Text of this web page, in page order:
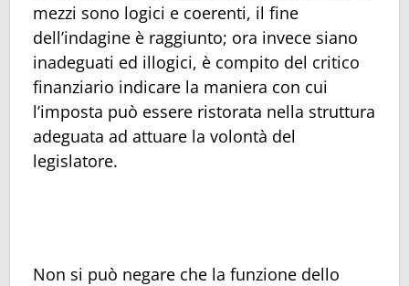
mezzi sono logici e coerenti, il fine
dell’indagine è raggiunto; ora invece siano
inadeguati ed illogici, è compito del critico
finanziario indicare la maniera con cui
l’imposta può essere ristorata nella struttura
adeguata ad attuare la volontà del
legislatore.
Non si può negare che la funzione dello